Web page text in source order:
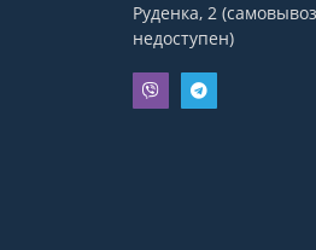
Руденка, 2
недоступен)